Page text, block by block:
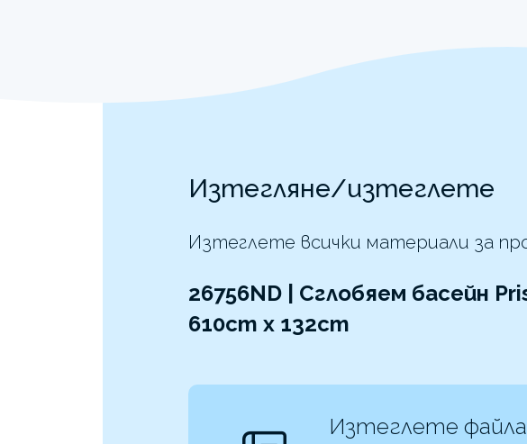
Изтегляне/изтеглете
Изтеглете всички материали за
26756ND | Сглобяем басейн
610cm x 132cm
Изтеглете файла